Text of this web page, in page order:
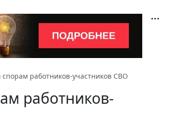
работников-участников СВО
работников-